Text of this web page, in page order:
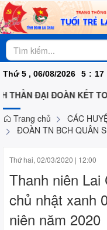
Thứ 5 , 06/08/2026 5 : 17
ĐẠI ĐOÀN KẾT
Trang chủ
CÁC
ĐOÀN TN BCH QUÂN
Thứ hai, 02/03/2020 | 12:00
Thanh niên
chủ nhật xanh
niên năm 2020